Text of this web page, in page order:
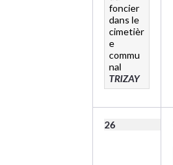
foncier
dans le
cimetièr
e
commu
nal
TRIZAY
26